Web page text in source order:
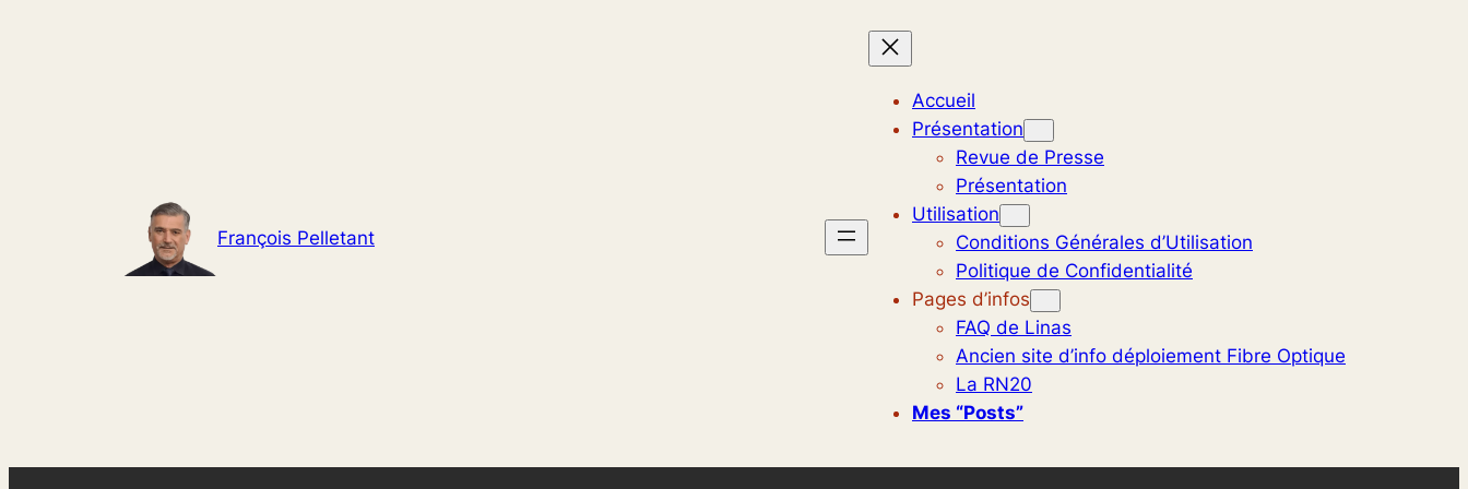
François Pelletant
Accueil
Présentation
Revue de Presse
Présentation
Utilisation
Conditions Générales d’Utilisation
Politique de Confidentialité
Pages d’infos
FAQ de Linas
Ancien site d’info déploiement Fibre Optique
La RN20
Mes “posts”